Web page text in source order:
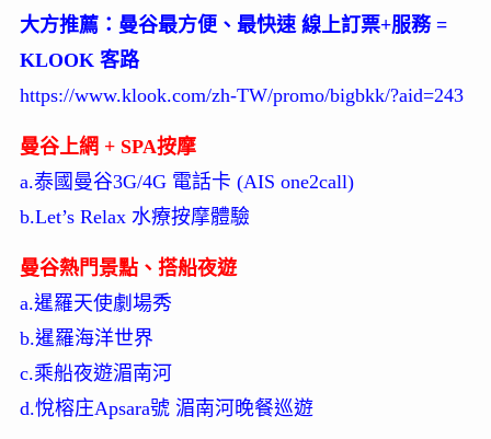
大方推薦：曼谷最方便、最快速 線上訂票+服務 =
KLOOK 客路
https://www.klook.com/zh-TW/promo/bigbkk/?aid=243
曼谷上網 + SPA按摩
a.泰國曼谷3G/4G 電話卡 (AIS one2call)
b.Let’s Relax 水療按摩體驗
曼谷熱門景點、搭船夜遊
a.暹羅天使劇場秀
b.暹羅海洋世界
c.乘船夜遊湄南河
d.悅榕庄Apsara號 湄南河晚餐巡遊